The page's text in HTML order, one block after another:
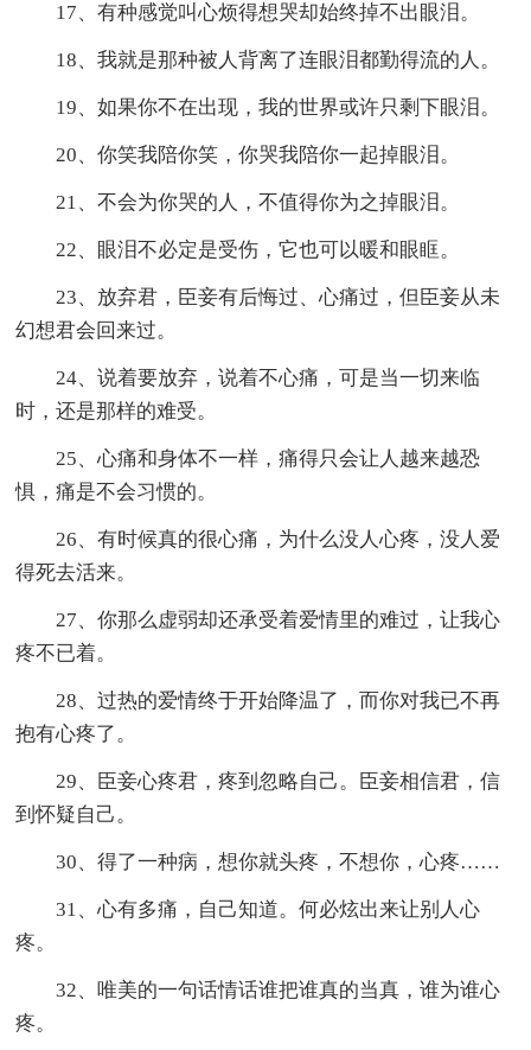
17、有种感觉叫心烦得想哭却始终掉不出眼泪。
18、我就是那种被人背离了连眼泪都勤得流的人。
19、如果你不在出现，我的世界或许只剩下眼泪。
20、你笑我陪你笑，你哭我陪你一起掉眼泪。
21、不会为你哭的人，不值得你为之掉眼泪。
22、眼泪不必定是受伤，它也可以暖和眼眶。
23、放弃君，臣妾有后悔过、心痛过，但臣妾从未
幻想君会回来过。
24、说着要放弃，说着不心痛，可是当一切来临
时，还是那样的难受。
25、心痛和身体不一样，痛得只会让人越来越恐
惧，痛是不会习惯的。
26、有时候真的很心痛，为什么没人心疼，没人爱
得死去活来。
27、你那么虚弱却还承受着爱情里的难过，让我心
疼不已着。
28、过热的爱情终于开始降温了，而你对我已不再
抱有心疼了。
29、臣妾心疼君，疼到忽略自己。臣妾相信君，信
到怀疑自己。
30、得了一种病，想你就头疼，不想你，心疼……
31、心有多痛，自己知道。何必炫出来让别人心
疼。
32、唯美的一句话情话谁把谁真的当真，谁为谁心
疼。